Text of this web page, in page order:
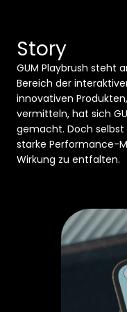
Services:
Story
GUM Playbrush steht
Bereich der
innovativen
vermitteln, hat sich
gemacht. Doch
starke Performance-
Wirkung zu entfalten.